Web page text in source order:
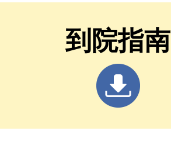
到院指南